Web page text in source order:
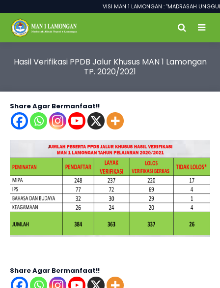
VISI MAN 1 LAMONGAN : "MADRASAH UNGGUL
Hasil Verifikasi PPDB Jalur Khusus MAN 1 Lamongan
TP. 2020/2021
Share Agar Bermanfaat!!
Share Agar Bermanfaat!!